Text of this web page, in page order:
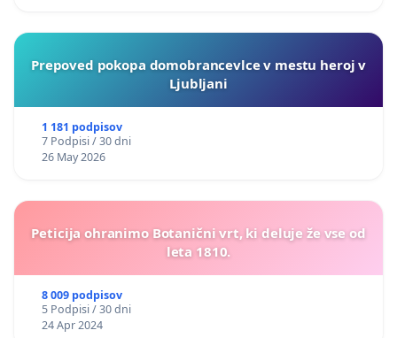
Prepoved pokopa domobrancevlce v mestu heroj v
Ljubljani
1 181 podpisov
7 Podpisi / 30 dni
26 May 2026
Peticija ohranimo Botanični vrt, ki deluje že vse od
leta 1810.
8 009 podpisov
5 Podpisi / 30 dni
24 Apr 2024